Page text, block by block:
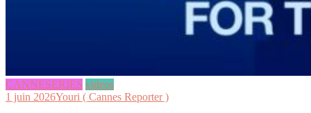
CANNESERIES videos
1 juin 2026Youri ( Cannes Reporter )